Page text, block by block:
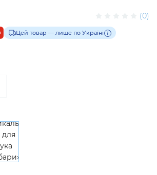
(0)
Цей товар — лише по Україні